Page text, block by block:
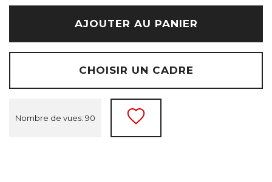
AJOUTER AU PANIER
CHOISIR UN CADRE
Nombre de vues: 90